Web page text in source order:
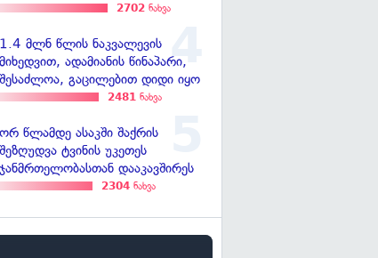
2702 ნახვა
1.4 მლნ წლის ნაკვალევის
მიხედვით, ადამიანის წინაპარი,
შესაძლოა, გაცილებით დიდი იყო
2481 ნახვა
ორ წლამდე ასაკში შაქრის
შეზღუდვა ტვინის უკეთეს
ჯანმრთელობასთან დააკავშირეს
2304 ნახვა